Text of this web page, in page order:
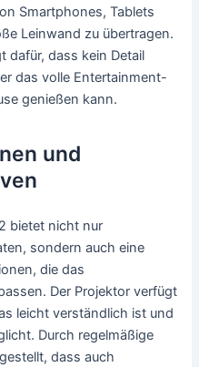
Smartphones, Tablets
Leinwand zu übertragen.
dafür, dass kein Detail
das volle Entertainment-
genießen kann.
und
bietet nicht nur
sondern auch eine
die das
Der Projektor verfügt
leicht verständlich ist und
Durch regelmäßige
dass auch